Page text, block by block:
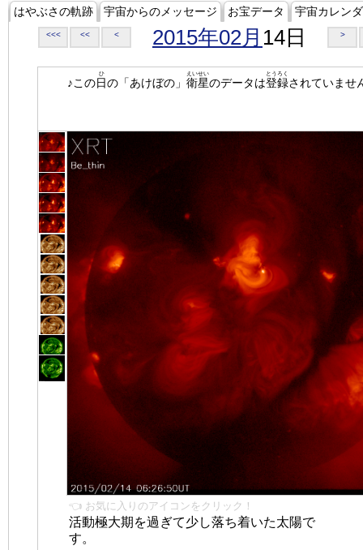
はやぶさの軌跡 宇宙からのメッセージ お宝データ 宇宙カレン
<<< << < 2015年02月 14日 >
♪この日
ひ
の「あけぼの」 衛星
えいせい
のデータは登録
とうろく
されていませ
👈 お気に入りのアイコンをクリック！
活動極大期を過ぎて少し落ち着いた太陽で
す。